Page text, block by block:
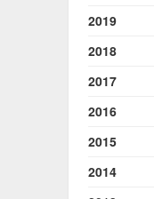
2019
2018
2017
2016
2015
2014